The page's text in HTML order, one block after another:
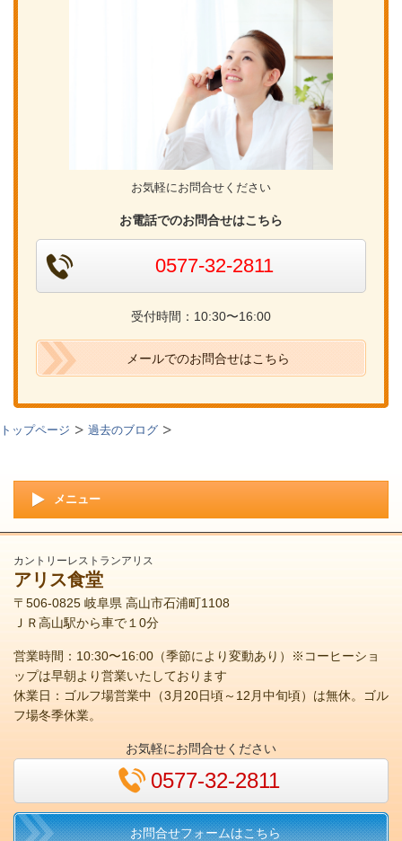
お気軽にお問合せください
お電話でのお問合せはこちら
0577-32-2811
受付時間：10:30〜16:00
メールでのお問合せはこちら
トップページ 過去のブログ
メニュー
カントリーレストランアリス
アリス食堂
〒506-0825 岐阜県 高山市石浦町1108
ＪＲ高山駅から車で１0分
営業時間：10:30〜16:00（季節により変動あり）※コーヒーショ
ップは早朝より営業いたしております
休業日：ゴルフ場営業中（3月20日頃～12月中旬頃）は無休。ゴル
フ場冬季休業。
お気軽にお問合せください
0577-32-2811
お問合せフォームはこちら